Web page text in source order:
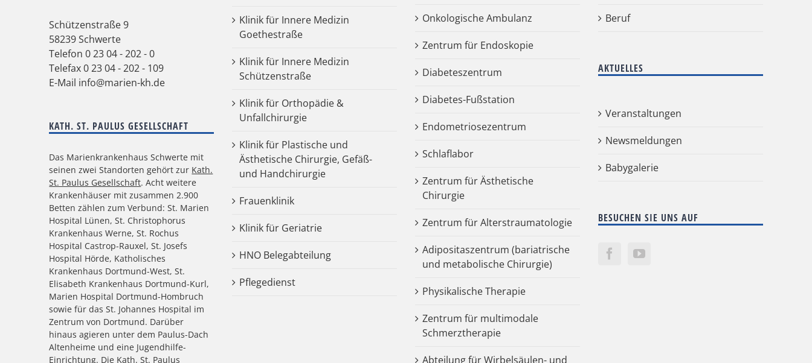
Schützenstraße 9
58239 Schwerte
Telefon0 23 04 - 202 - 0
Telefax 0 23 04 - 202 - 109
E-Mail info@marien-kh.de
KATH. ST. PAULUS GESELLSCHAFT
Das Marienkrankenhaus Schwerte mit
seinen zwei Standorten gehört zur Kath.
St. Paulus Gesellschaft. Acht weitere
Krankenhäuser mit zusammen 2.900
Betten zählen zum Verbund: St. Marien
Hospital Lünen, St. Christophorus
Krankenhaus Werne, St. Rochus
Hospital Castrop-Rauxel, St. Josefs
Hospital Hörde, Katholisches
Krankenhaus Dortmund-West, St.
Elisabeth Krankenhaus Dortmund-Kurl,
Marien Hospital Dortmund-Hombruch
sowie für das St. Johannes Hospital im
Zentrum von Dortmund. Darüber
hinaus agieren unter dem Paulus-Dach
Altenheime und eine Jugendhilfe-
Einrichtung. Die Kath. St. Paulus
Klinik für Innere Medizin
Goethestraße
Klinik für Innere Medizin
Schützenstraße
Klinik für Orthopädie &
Unfallchirurgie
Klinik für Plastische und
Ästhetische Chirurgie, Gefäß-
und Handchirurgie
Frauenklinik
Klinik für Geriatrie
HNO Belegabteilung
Pflegedienst
Onkologische Ambulanz
Zentrum für Endoskopie
Diabeteszentrum
Diabetes-Fußstation
Endometriosezentrum
Schlaflabor
Zentrum für Ästhetische
Chirurgie
Zentrum für Alterstraumatologie
Adipositaszentrum (bariatrische
und metabolische Chirurgie)
Physikalische Therapie
Zentrum für multimodale
Schmerztherapie
Abteilung für Wirbelsäulen- und
Beruf
AKTUELLES
Veranstaltungen
Newsmeldungen
Babygalerie
BESUCHEN SIE UNS AUF